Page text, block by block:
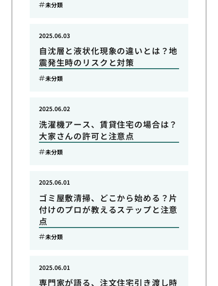
未分類
自沈層と液状化現象の違いとは？地
震発生時のリスクと対策
2025.06.03
未分類
洗濯機アース、賃貸住宅の場合は？
大家さんの許可と注意点
2025.06.02
未分類
ゴミ屋敷清掃、どこから始める？片
付けのプロが教えるステップと注意
点
2025.06.01
未分類
専門家が語る、注文住宅引き渡し時
2025.06.01